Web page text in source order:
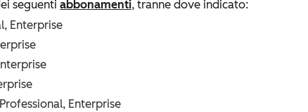
seguenti abbonamenti, tranne dove indicato:
Enterprise
Professional, Enterprise